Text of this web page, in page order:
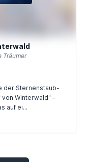
Träumer
der Sternenstaub-
Winterwald" –
auf ei...